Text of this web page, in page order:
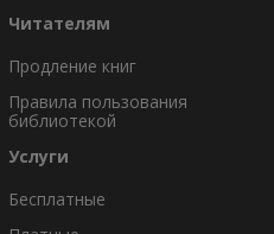
Читателям
Продление книг
Правила пользования
библиотекой
Услуги
Бесплатные